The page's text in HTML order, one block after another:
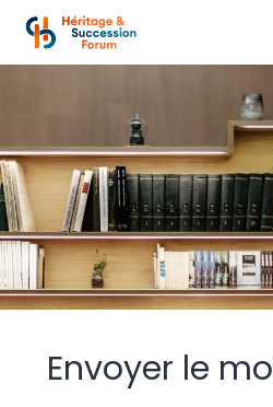
Envoyer le